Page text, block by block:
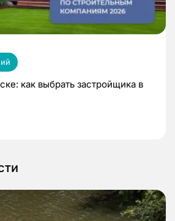
как выбрать застройщика в